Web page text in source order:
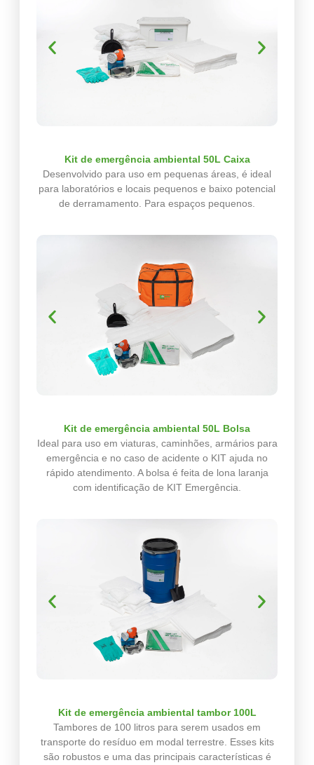
Kit de emergência ambiental 50L Caixa
Desenvolvido para uso em pequenas áreas, é ideal
para laboratórios e locais pequenos e baixo potencial
de derramamento. Para espaços pequenos.
Kit de emergência ambiental 50L Bolsa
Ideal para uso em viaturas, caminhões, armários para
emergência e no caso de acidente o KIT ajuda no
rápido atendimento. A bolsa é feita de lona laranja
com identificação de KIT Emergência.
Kit de emergência ambiental tambor 100L
Tambores de 100 litros para serem usados em
transporte do resíduo em modal terrestre. Esses kits
são robustos e uma das principais características é